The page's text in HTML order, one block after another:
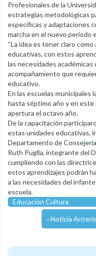
Profesionales de la
estrategias metodológicas
específicas y adaptaciones
marcha en el nuevo periodo
“La idea es tener claro
educativas, con estos
las necesidades académicas
acompañamiento que
educativo.
En las escuelas municipales
hasta séptimo año y en
apertura el octavo año.
De la capacitación
estas unidades educativas,
Departamento de
Ruth Puglla, integrante del
cumpliendo con las
estos aprendizajes podrán
a las necesidades del
escuela.
Educación Cultura
‹ Noticia